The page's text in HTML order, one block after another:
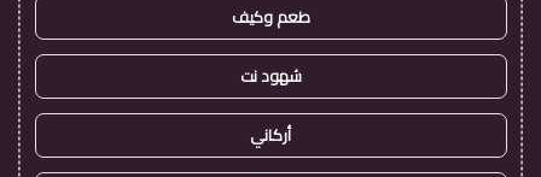
طعم وكيف
شهود نت
أركاني